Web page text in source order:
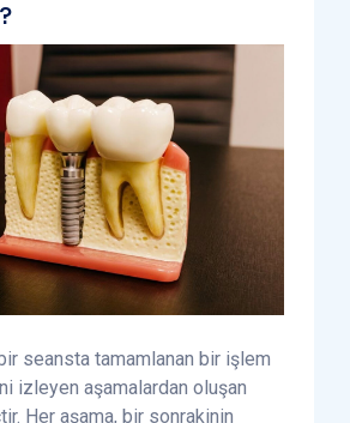
seansta tamamlanan bir işlem
izleyen aşamalardan oluşan
Her aşama, bir sonrakinin